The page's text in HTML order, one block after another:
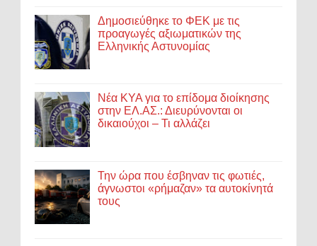
Δημοσιεύθηκε το ΦΕΚ με τις
προαγωγές αξιωματικών της
Ελληνικής Αστυνομίας
Νέα ΚΥΑ για το επίδομα διοίκησης
στην ΕΛ.ΑΣ.: Διευρύνονται οι
δικαιούχοι – Τι αλλάζει
Την ώρα που έσβηναν τις φωτιές,
άγνωστοι «ρήμαζαν» τα αυτοκίνητά
τους